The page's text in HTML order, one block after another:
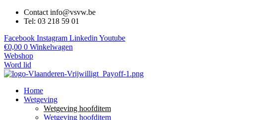
Contact info@vsvw.be
Tel: 03 218 59 01
Facebook Instagram Linkedin Youtube
€0,00 0 Winkelwagen
Webshop
Word lid
Home
Wetgeving
Wetgeving hoofditem
Wetgeving hoofditem